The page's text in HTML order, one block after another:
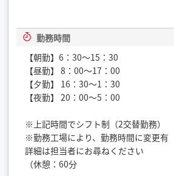
勤務時間
【朝勤】6：30～15：30
【昼勤】 8：00～17：00
【夕勤】 16：30～1：30
【夜勤】 20：00～5：00
※上記時間でシフト制（2交替勤務）
※勤務工場により、勤務時間に変更有
詳細は担当者にお尋ねください
（休憩：60分